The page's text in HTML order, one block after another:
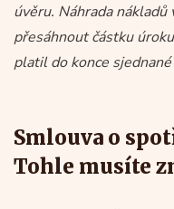
úvěru. Náhrada
přesáhnout částku
platil do konce sjednané
Smlouva o
Tohle musíte